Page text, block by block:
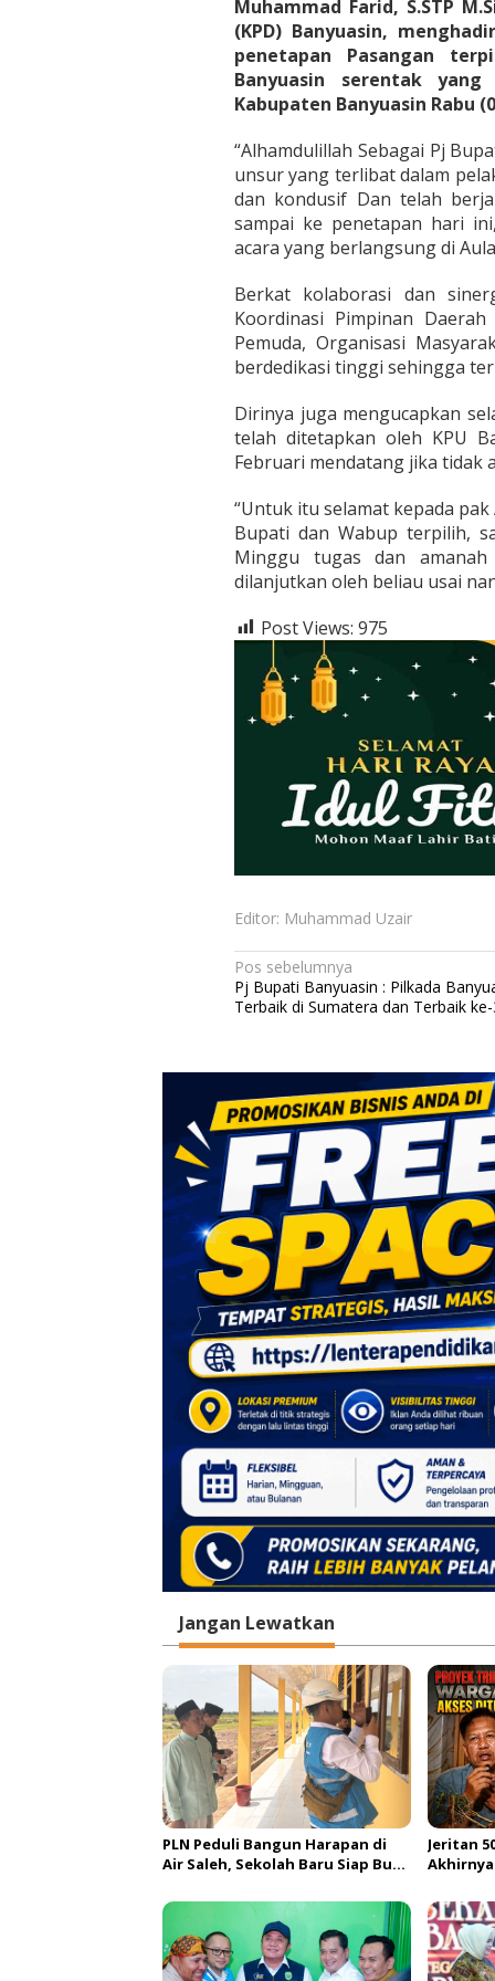
i
h
d
i
b
u
p
a
t
e
B
a
n
y
u
s
n
Muhammad Farid, S.STP
(KPD) Banyuasin,
penetapan Pasangan
Banyuasin serentak
Kabupaten Banyuasin Rabu
“Alhamdulillah Sebagai Pj
unsur yang terlibat dalam
dan kondusif Dan telah
sampai ke penetapan hari
acara yang berlangsung di
Berkat kolaborasi dan
Koordinasi Pimpinan
Pemuda, Organisasi
berdedikasi tinggi sehingga
Dirinya juga mengucapkan
telah ditetapkan oleh KPU
Februari mendatang jika tidak
“Untuk itu selamat kepada
Bupati dan Wabup terpilih,
Minggu tugas dan
dilanjutkan oleh beliau usai
Post Views: 975
Editor: Muhammad Uzair
N
a
i
g
a
p
o
s
Pos sebelumnya
Pj Bupati Banyuasin : Pilkada
Terbaik di Sumatera dan Terbaik
Jangan Lewatkan
PLN Peduli Bangun Harapan di
Air Saleh, Sekolah Baru Siap Buka
Muda Banyuasin
Jeritan
Akhirnya